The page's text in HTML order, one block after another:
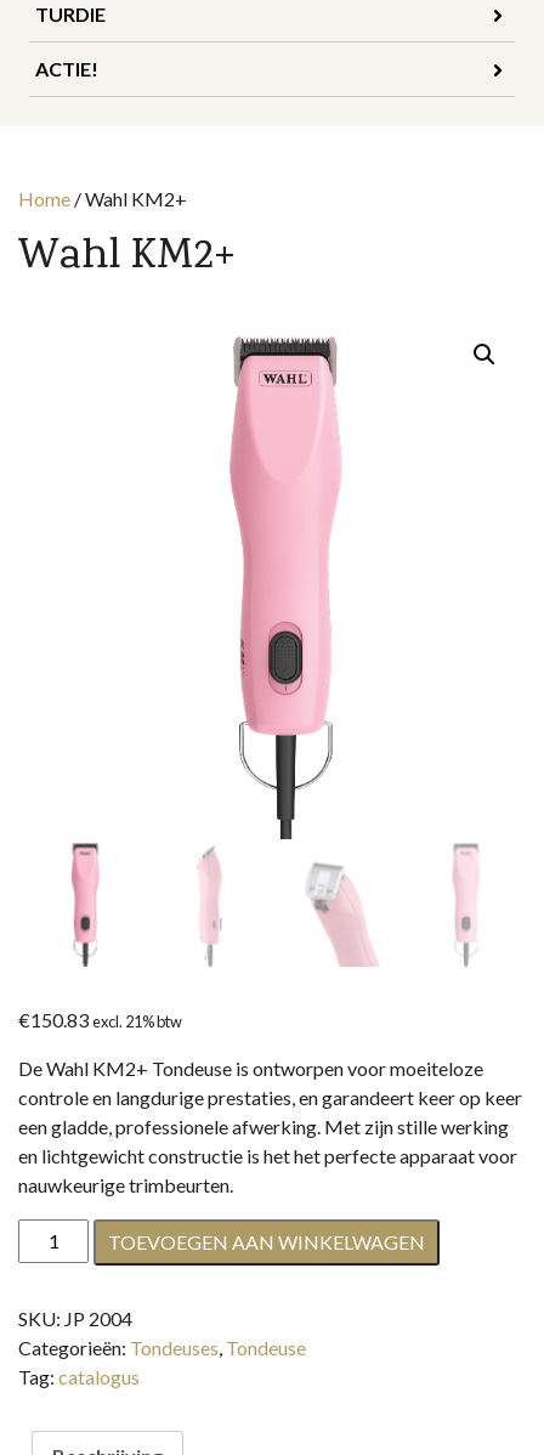
TURDIE
ACTIE!
Home /Wahl KM2+
Wahl KM2+
€150.83excl. 21% btw
De Wahl KM2+ Tondeuse is ontworpen voor moeiteloze
controle en langdurige prestaties, en garandeert keer op keer
een gladde, professionele afwerking. Met zijn stille werking
en lichtgewicht constructie is het het perfecte apparaat voor
nauwkeurige trimbeurten.
Wahl
KM2+
TOEVOEGEN AAN WINKELWAGEN
SKU: JP 2004
Categorieën: Tondeuses Tondeuse
Tag: catalogus